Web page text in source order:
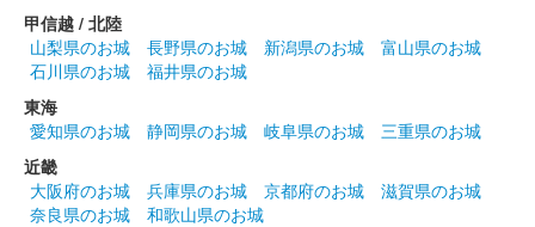
甲信越 / 北陸
山梨県のお城
長野県のお城 新潟県のお城
富山県のお城
石川県のお城
福井県のお城
東海
愛知県のお城
静岡県のお城 岐阜県のお城
三重県のお城
近畿
大阪府のお城
兵庫県のお城 京都府のお城
滋賀県のお城
奈良県のお城
和歌山県のお城